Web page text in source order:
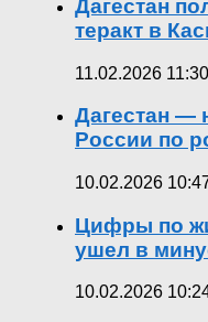
Дагестан
теракт в
11.02.2026 11:30
Дагестан —
России по
10.02.2026
Цифры по
ушел в
10.02.2026